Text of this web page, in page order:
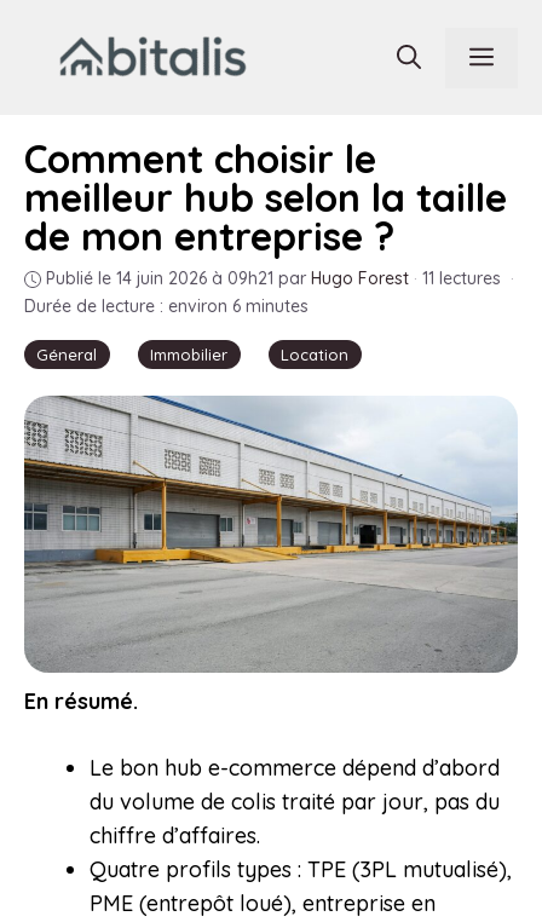
contenu
Géneral Immobilier Location
Comment choisir le
meilleur hub selon la taille
de mon entreprise ?
Publié le 14 juin 2026 à 09h21 par Hugo Forest · 11 lectures ·
Durée de lecture : environ 6 minutes
En résumé.
Le bon hub e-commerce dépend d’abord
du volume de colis traité par jour, pas du
chiffre d’affaires.
Quatre profils types : TPE (3PL mutualisé),
PME (entrepôt loué), entreprise en